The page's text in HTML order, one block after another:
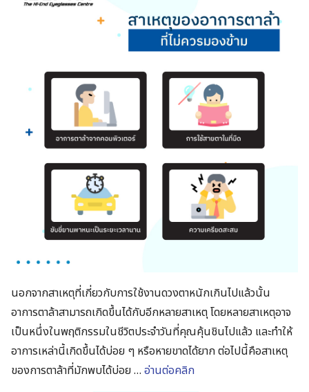
นอกจากสาเหตุที่เกี่ยวกับการใช้งานดวงตาหนักเกินไปแล้วนั้น​
อาการตาล้าสามารถเกิดขึ้นได้กับอีกหลายสาเหตุ​ โดยหลายสาเหตุอาจ
เป็นหนึ่งในพฤติกรรมในชีวิตประจำวันที่คุณคุ้นชิน​ไปแล้ว​ และทำให้
อาการเหล่านี้เกิดขึ้นได้บ่อย​ ๆ​ หรือหายขาดได้ยาก​ ต่อไปนี้คือสาเหตุ
ของการตาล้าที่มักพบได้บ่อย … อ่านต่อคลิก